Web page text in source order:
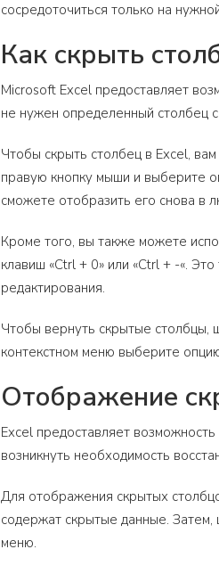
сосредоточиться только на
Как скрыть
Microsoft Excel предоставляет
не нужен определенный столбец
Чтобы скрыть столбец в Excel,
правую кнопку мыши и выберите
сможете отобразить его снова в
Кроме того, вы также можете
клавиш «Ctrl + 0» или «Ctrl + -«.
редактирования.
Чтобы вернуть скрытые столбцы,
контекстном меню выберите
Отображение
Excel предоставляет
возникнуть необходимость
Для отображения скрытых
содержат скрытые данные. Затем,
меню.